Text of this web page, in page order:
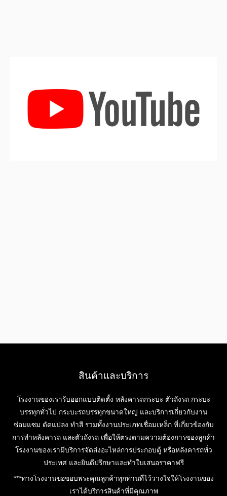
สินค้าและบริการ
โรงงานของเรารับออกแบบติดตั้ง หลังคารถกระบะ ตัวถังรถ กระบะ
บรรทุกทั่วไป กระบะรถบรรทุกขนาดใหญ่ และบริการเกี่ยวกับงาน
ซ่อมแซม ดัดแปลง ทำสี รวมทั้งงานประเภทเชื่อมเหล็ก ที่เกี่ยวข้องกับ
การทำหลังคารถ และตัวถังรถ เพื่อให้ตรงตามความต้องการของลูกค้า
โรงงานของเรามีบริการจัดส่งอะไหล่การประกอบตู้ หรือหลังคารถทั่ว
ประเทศ และยินดีปรึกษาและทำใบเสนอราคาฟรี
***ทางโรงงานขอขอบพระคุณลูกค้าทุกท่านที่ไว้วางใจให้โรงงานของ
เราได้บริการสินค้าที่มีคุณภาพ